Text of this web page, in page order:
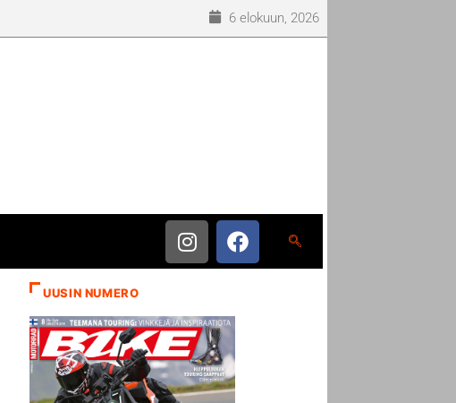
6 elokuun, 2026
UUSIN NUMERO